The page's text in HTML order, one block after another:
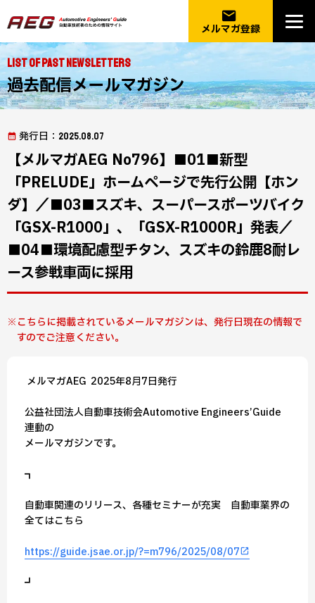
email
メルマガ登録
List of Past Newsletters
過去配信メールマガジン
発行日 ：2025.08.07
【メルマガAEG No796】■01■新型
「PRELUDE」ホームページで先行公開【ホン
ダ】／■03■スズキ、スーパースポーツバイク
「GSX-R1000」、「GSX-R1000R」発表／
■04■環境配慮型チタン、スズキの鈴鹿8耐レ
ース参戦車両に採用
こちらに掲載されているメールマガジンは、発行日現在の情報で
すのでご注意ください。
━ メルマガAEG ━━━━━━━━━━━━━━━ 2025年8月7日発行 ━
公益社団法人自動車技術会Automotive Engineers’Guide
連動の
メールマガジンです。
┏───────────────────────────────┓
自動車関連のリリース、各種セミナーが充実 自動車業界の
全てはこちら
https://guide.jsae.or.jp/?=m796/2025/08/07
┗───────────────────────────────┛